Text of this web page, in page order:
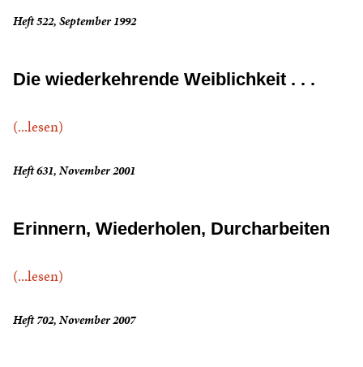
Heft 522, September 1992
Die wiederkehrende Weiblichkeit . . .
(...lesen)
Heft 631, November 2001
Erinnern, Wiederholen, Durcharbeiten
(...lesen)
Heft 702, November 2007